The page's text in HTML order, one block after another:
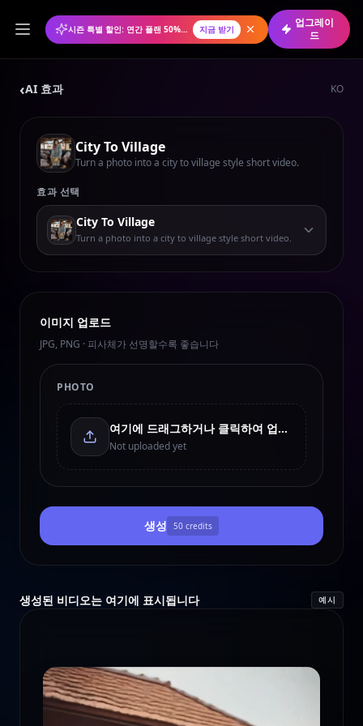
시즌 특별 할인: 연간 플랜 50% 할인 지금 받기
업그레이
드
‹AI 효과 KO
City To Village
Turn a photo into a city to village style short video.
효과 선택
City To Village
Turn a photo into a city to village style short video.
이미지 업로드
JPG, PNG · 피사체가 선명할수록 좋습니다
PHOTO
여기에 드래그하거나 클릭하여 업로드
Not uploaded yet
생성 50 credits
생성된 비디오는 여기에 표시됩니다 예시